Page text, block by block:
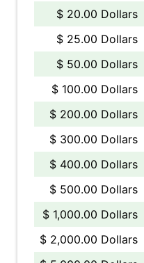
$ 20.00 Dollars
$ 25.00 Dollars
$ 50.00 Dollars
$ 100.00 Dollars
$ 200.00 Dollars
$ 300.00 Dollars
$ 400.00 Dollars
$ 500.00 Dollars
$ 1,000.00 Dollars
$ 2,000.00 Dollars